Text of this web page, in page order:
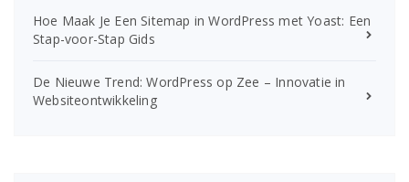
Hoe Maak Je Een Sitemap in WordPress met Yoast: Een
Stap-voor-Stap Gids
De Nieuwe Trend: WordPress op Zee – Innovatie in
Websiteontwikkeling